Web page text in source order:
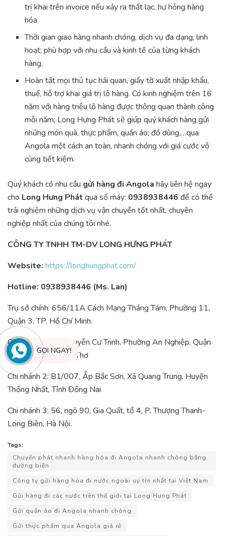
trị khai trên invoice nếu xảy ra thất lạc, hư hỏng hàng
hóa.
Thời gian giao hàng nhanh chóng, dịch vụ đa dạng, linh
hoạt; phù hợp với nhu cầu và kinh tế của từng khách
hàng.
Hoàn tất mọi thủ tục hải quan, giấy tờ xuất nhập khẩu,
thuế, hỗ trợ khai giá trị lô hàng. Có kinh nghiệm trên 16
năm với hàng triệu lô hàng được thông quan thành công
mỗi năm; Long Hưng Phát sẽ giúp quý khách hàng gửi
những món quà, thực phẩm, quần áo; đồ dùng,…qua
Angola một cách an toàn, nhanh chóng với giá cước vô
cùng tiết kiệm.
Quý khách có nhu cầu gửi hàng đi Angola hãy liên hệ ngay
cho Long Hưng Phát qua số máy: 0938938446 để có thể
trải nghiệm những dịch vụ vận chuyển tốt nhất, chuyên
nghiệp nhất của chúng tôi nhé.
CÔNG TY TNHH TM-DV LONG HƯNG PHÁT
Website: https://longhungphat.com/
Hotline: 0938938446 (Ms. Lan)
Trụ sở chính: 656/11A Cách Mạng Tháng Tám, Phường 11,
Quận 3, TP. Hồ Chí Minh.
Chi nhánh 1: 24 Nguyễn Cư Trinh, Phường An Nghiệp, Quận
Ninh Kiều, Tỉnh Cần Thơ
Chi nhánh 2: B1/007, Ấp Bắc Sơn, Xã Quang Trung, Huyện
Thống Nhất, Tỉnh Đồng Nai
Chi nhánh 3: 56, ngõ 90, Gia Quất, tổ 4, P. Thượng Thanh-
Long Biên, Hà Nội.
Tags:
Chuyển phát nhanh hàng hóa đi Angola nhanh chóng bằng
đường biển
Công ty gửi hàng hóa đi nước ngoài uy tín nhất tại Việt Nam
Gửi hàng đi các nước trên thế giới tại Long Hưng Phát
Gửi quần áo đi Angola nhanh chóng
Gửi thực phẩm qua Angola giá rẻ
GỌI NGAY!